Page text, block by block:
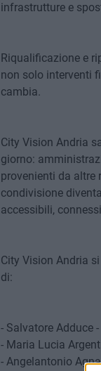
infrastrutture e
Riqualificazione e
non solo interventi
cambia.
City Vision Andria
giorno:
provenienti da altre
condivisione
accessibili,
City Vision Andria
di:
- Salvatore Adduce
- Maria Lucia
- Angelantonio